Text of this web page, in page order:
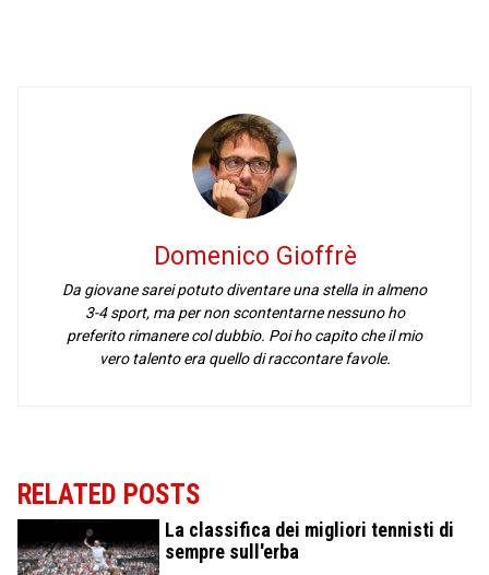
Domenico Gioffrè
Da giovane sarei potuto diventare una stella in almeno
3-4 sport, ma per non scontentarne nessuno ho
preferito rimanere col dubbio. Poi ho capito che il mio
vero talento era quello di raccontare favole.
RELATED POSTS
La classifica dei migliori tennisti di
sempre sull'erba